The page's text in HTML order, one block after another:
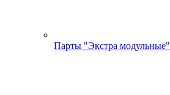
Парты "Экстра модульные"